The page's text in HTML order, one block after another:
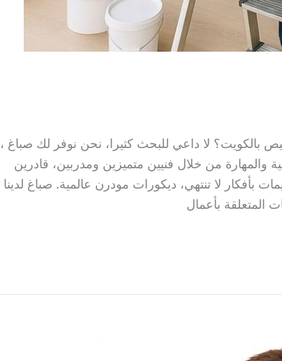
لا داعي للبحث كثيرا، نحن نوفر لك صباغ ،
من خلال فنيين متميزين ومدربين، قادرين
بأفكار لا تنتهي، ديكورات مودرن عالمية. صباغ لدينا
بأعمال